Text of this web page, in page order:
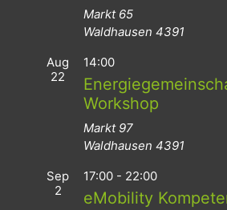
Markt 65
Waldhausen 4391
Aug
22
14:00
Workshop
Markt 97
Waldhausen 4391
Sep
2
17:00 - 22:00
eMobility